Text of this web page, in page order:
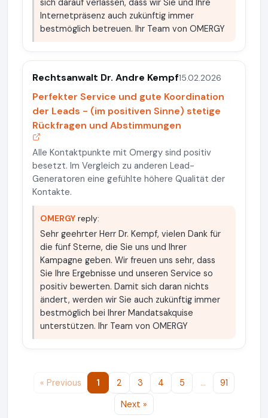
sich darauf verlassen, dass wir Sie und Ihre
Internetpräsenz auch zukünftig immer
bestmöglich betreuen. Ihr Team von OMERGY
Rechtsanwalt Dr. Andre Kempf15.02.2026
Perfekter Service und gute Koordination
der Leads - (im positiven Sinne) stetige
Rückfragen und Abstimmungen
Alle Kontaktpunkte mit Omergy sind positiv
besetzt. Im Vergleich zu anderen Lead-
Generatoren eine gefühlte höhere Qualität der
Kontakte.
OMERGY reply:
Sehr geehrter Herr Dr. Kempf, vielen Dank für
die fünf Sterne, die Sie uns und Ihrer
Kampagne geben. Wir freuen uns sehr, dass
Sie Ihre Ergebnisse und unseren Service so
positiv bewerten. Damit sich daran nichts
ändert, werden wir Sie auch zukünftig immer
bestmöglich bei Ihrer Mandatsakquise
unterstützen. Ihr Team von OMERGY
« Previous 1 2 3 4 5 …
91
Next »